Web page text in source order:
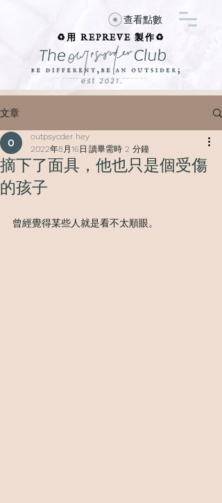
♻️用 REPREVE 製作♻️
查看點數
文章
摘下了面具，他也只是個受傷
的孩子
outpsycder hey
2022年8月16日 讀畢需時 2 分鐘
曾經覺得某些人就是看不太順眼。